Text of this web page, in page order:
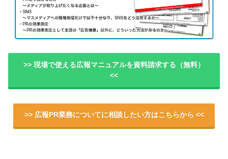
>> 現場で使える広報マニュアルを資料請求する（無料）
<<
>> 広報PR業務についてに相談したい方はこちらから <<